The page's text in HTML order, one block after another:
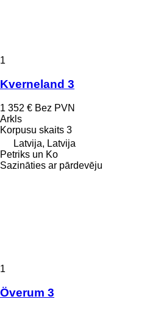
1
Kverneland 3
1 352 € Bez PVN
Arkls
Korpusu skaits 3
Latvija, Latvija
Petriks un Ko
Sazināties ar pārdevēju
1
Överum 3